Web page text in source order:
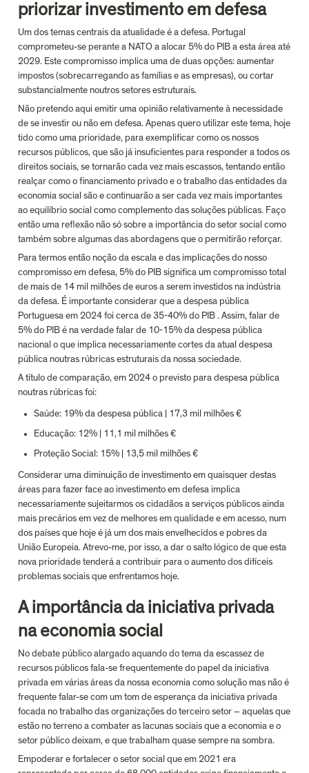
priorizar investimento em defesa
Um dos temas centrais da atualidade é a defesa. Portugal
comprometeu-se perante a NATO a alocar 5% do PIB a esta área até
2029. Este compromisso implica uma de duas opções: aumentar
impostos (sobrecarregando as famílias e as empresas), ou cortar
substancialmente noutros setores estruturais.
Não pretendo aqui emitir uma opinião relativamente à necessidade
de se investir ou não em defesa. Apenas quero utilizar este tema, hoje
tido como uma prioridade, para exemplificar como os nossos
recursos públicos, que são já insuficientes para responder a todos os
direitos sociais, se tornarão cada vez mais escassos, tentando então
realçar como o financiamento privado e o trabalho das entidades da
economia social são e continuarão a ser cada vez mais importantes
ao equilíbrio social como complemento das soluções públicas. Faço
então uma reflexão não só sobre a importância do setor social como
também sobre algumas das abordagens que o permitirão reforçar.
Para termos então noção da escala e das implicações do nosso
compromisso em defesa, 5% do PIB significa um compromisso total
de mais de 14 mil milhões de euros a serem investidos na indústria
da defesa. É importante considerar que a despesa pública
Portuguesa em 2024 foi cerca de 35-40% do PIB . Assim, falar de
5% do PIB é na verdade falar de 10-15% da despesa pública
nacional o que implica necessariamente cortes da atual despesa
pública noutras rúbricas estruturais da nossa sociedade.
A título de comparação, em 2024 o previsto para despesa pública
noutras rúbricas foi:
Saúde: 19% da despesa pública | 17,3 mil milhões €
Educação: 12% | 11,1 mil milhões €
Considerar uma diminuição de investimento em quaisquer destas
áreas para fazer face ao investimento em defesa implica
necessariamente sujeitarmos os cidadãos a serviços públicos ainda
mais precários em vez de melhores em qualidade e em acesso, num
dos países que hoje é já um dos mais envelhecidos e pobres da
União Europeia. Atrevo-me, por isso, a dar o salto lógico de que esta
nova prioridade tenderá a contribuir para o aumento dos difíceis
problemas sociais que enfrentamos hoje.
A importância da iniciativa privada
na economia social
No debate público alargado aquando do tema da escassez de
recursos públicos fala-se frequentemente do papel da iniciativa
privada em várias áreas da nossa economia como solução mas não é
frequente falar-se com um tom de esperança da iniciativa privada
focada no trabalho das organizações do terceiro setor – aquelas que
estão no terreno a combater as lacunas sociais que a economia e o
setor público deixam, e que trabalham quase sempre na sombra.
Empoderar e fortalecer o setor social que em 2021 era